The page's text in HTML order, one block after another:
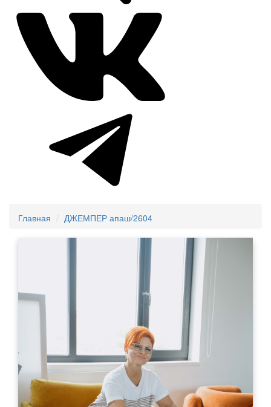
Главная ДЖЕМПЕР апаш/2604